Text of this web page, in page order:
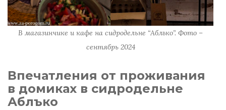
В магазинчике и кафе на сидродельне “Аблъко”. Фото –
сентябрь 2024
Впечатления от проживания
в домиках в сидродельне
Аблъко